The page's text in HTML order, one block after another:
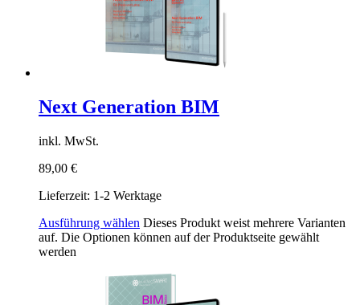
Next Generation BIM
inkl. MwSt.
89,00 €
Lieferzeit: 1-2 Werktage
Ausführung wählen Dieses Produkt weist mehrere Varianten
auf. Die Optionen können auf der Produktseite gewählt
werden